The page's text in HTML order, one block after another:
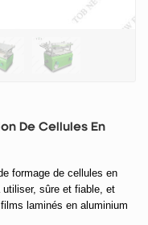
De Cellules En
formage de cellules en
sûre et fiable, et
laminés en aluminium